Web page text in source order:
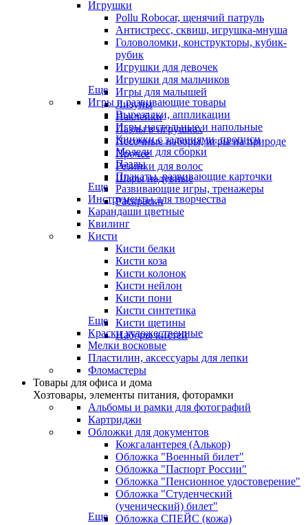
Игрушки
Pollu Robocar, щенячий патруль
Антистресс, сквиш, игрушка-мнуша
Головоломки, конструкторы, кубик-
рубик
Игрушки для девочек
Игрушки для мальчиков
Игры для малышей
Лизуны
Наклейки
Пазлы в игрушках
Песочные наборы, игры на природе
Прочее
Резинки для волос
Шары надувные
Еще
Игры и развивающие товары
Вырезалки, аппликации
Игры настольные и напольные
Книжки с заданиями, прописи
Модели для сборки
Пазлы
Плакаты, развивающие карточки
Развивающие игры, тренажеры
Раскраски
Еще
Инструменты для творчества
Карандаши цветные
Квилинг
Кисти
Кисти белки
Кисти коза
Кисти колонок
Кисти нейлон
Кисти пони
Кисти синтетика
Кисти щетины
Наборы кистей
Еще
Краски художественные
Мелки восковые
Пластилин, аксессуары для лепки
Фломастеры
Товары для офиса и дома
Хозтовары, элементы питания, фоторамки
Альбомы и рамки для фотографий
Картриджи
Обложки для документов
Кожгалантерея (Алькор)
Обложка "Военный билет"
Обложка "Паспорт России"
Обложка "Пенсионное удостоверение"
Обложка "Студенческий
(ученический) билет"
Обложка СПЕЙС (кожа)
Еще